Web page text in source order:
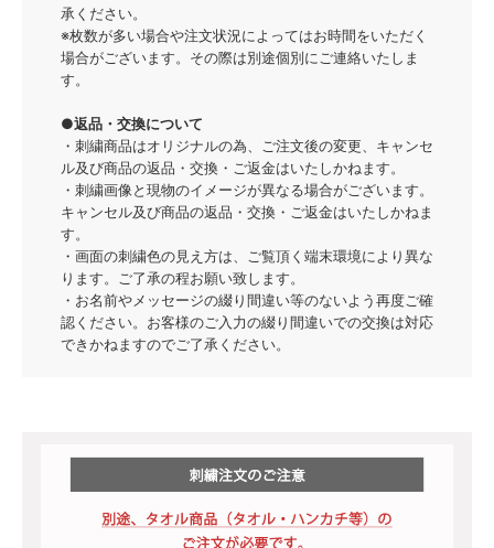
イルカ
雪の結晶シルバー
雪の結晶ブルー
王冠シルバー/275円
オーナメントゴールド
オーナメントシルバー
スケート靴ブルー/275円
スノーマン/275円
承ください。
※枚数が多い場合や注文状況によってはお時間をいただく
場合がございます。その際は別途個別にご連絡いたしま
す。
●返品・交換について
・刺繍商品はオリジナルの為、ご注文後の変更、キャンセ
ル及び商品の返品・交換・ご返金はいたしかねます。
・刺繍画像と現物のイメージが異なる場合がございます。
キャンセル及び商品の返品・交換・ご返金はいたしかねま
す。
・画面の刺繍色の見え方は、ご覧頂く端末環境により異な
ります。ご了承の程お願い致します。
・お名前やメッセージの綴り間違い等のないよう再度ご確
認ください。お客様のご入力の綴り間違いでの交換は対応
できかねますのでご了承ください。